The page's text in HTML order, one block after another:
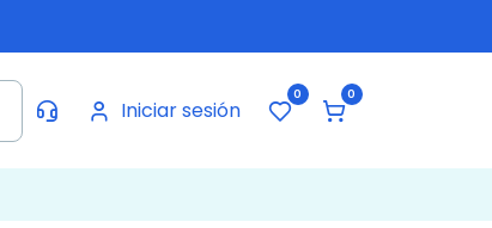
Iniciar sesión
0 0